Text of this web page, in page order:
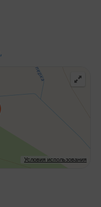
Условия использования